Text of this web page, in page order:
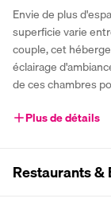
Envie de plus
superficie varie
couple, cet
éclairage
de ces chambres
Plus de détails
Restaurants &